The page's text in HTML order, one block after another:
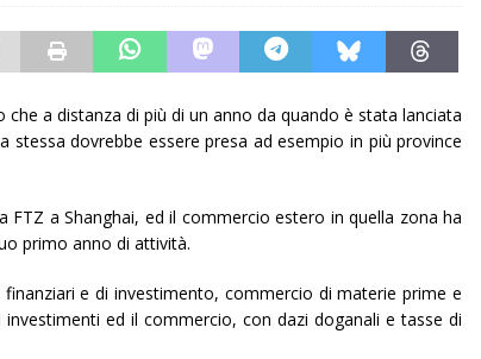
che a distanza di più di un anno da quando è stata lanciata
stessa dovrebbe essere presa ad esempio in più province
FTZ a Shanghai, ed il commercio estero in quella zona ha
primo anno di attività.
e di investimento, commercio di materie prime e
ed il commercio, con dazi doganali e tasse di